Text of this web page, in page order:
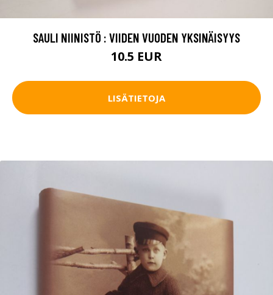
SAULI NIINISTÖ : VIIDEN VUODEN YKSINÄISYYS
10.5 EUR
LISÄTIETOJA